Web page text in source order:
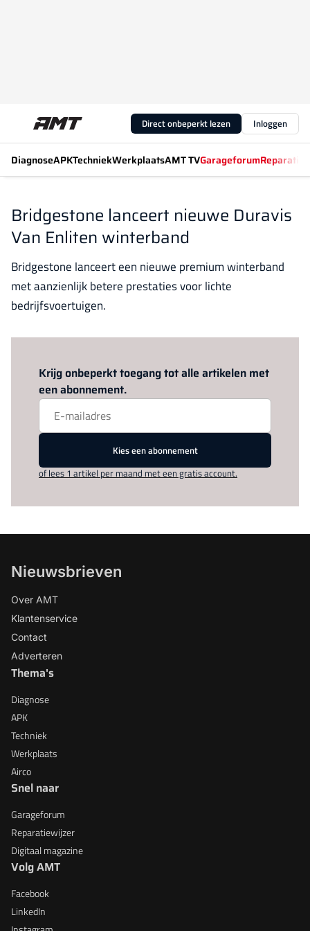
Direct onbeperkt lezen Inloggen
DiagnoseAPKTechniekWerkplaatsAMT TVGarageforum
Bridgestone lanceert nieuwe Duravis
Van Enliten winterband
Bridgestone lanceert een nieuwe premium winterband
met aanzienlijk betere prestaties voor lichte
bedrijfsvoertuigen.
Krijg onbeperkt toegang tot alle artikelen met
een abonnement.
Kies een abonnement
of lees 1 artikel per maand met een gratis account.
Nieuwsbrieven
Over AMT
Klantenservice
Contact
Adverteren
Thema's
Diagnose
APK
Techniek
Werkplaats
Airco
Snel naar
Garageforum
Reparatiewijzer
Digitaal magazine
Volg AMT
Facebook
LinkedIn